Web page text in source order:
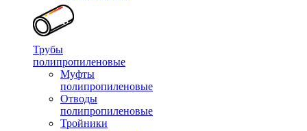
Трубы
полипропиленовые
Муфты
полипропиленовые
Отводы
полипропиленовые
Тройники